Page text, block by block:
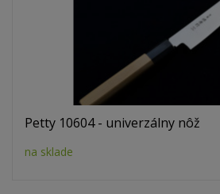
Petty 10604 - univerzálny nôž
na sklade